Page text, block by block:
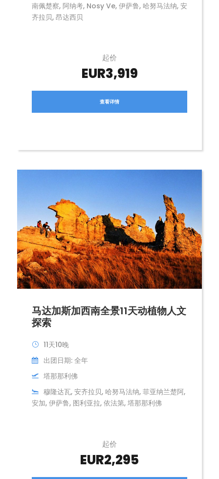
南佩楚察, 阿纳考, Nosy Ve, 伊萨鲁, 哈努马法纳, 安
齐拉贝, 昂达西贝
起价
EUR3,919
查看详情
马达加斯加西南全景11天动植物人文
探索
11天10晚
出团日期: 全年
塔那那利佛
穆隆达瓦, 安齐拉贝, 哈努马法纳, 菲亚纳兰楚阿,
安加, 伊萨鲁, 图利亚拉, 依法第, 塔那那利佛
起价
EUR2,295